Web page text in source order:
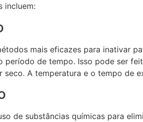
incluem:
mais eficazes para inativar
período de tempo. Isso pode ser
seco. A temperatura e o tempo de
de substâncias químicas para